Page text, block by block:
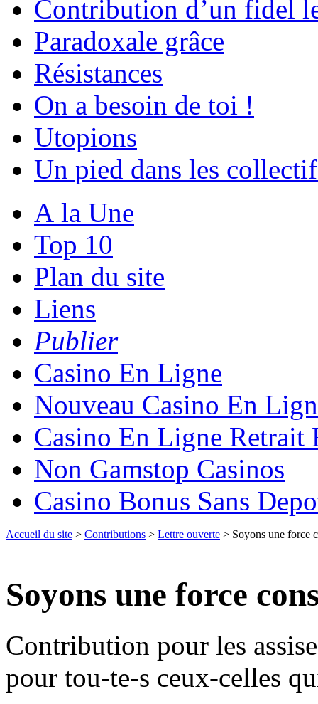
Contribution d’un fidel
Paradoxale grâce
Résistances
On a besoin de toi !
Utopions
Un pied dans les
A la Une
Top 10
Plan du site
Liens
Publier
Casino En Ligne
Nouveau Casino En
Casino En Ligne Retrait
Non Gamstop Casinos
Casino Bonus Sans
Accueil du site > Contributions > Lettre ouverte > Soyons une force
Soyons une force
Contribution pour les
pour tou-te-s ceux-celles